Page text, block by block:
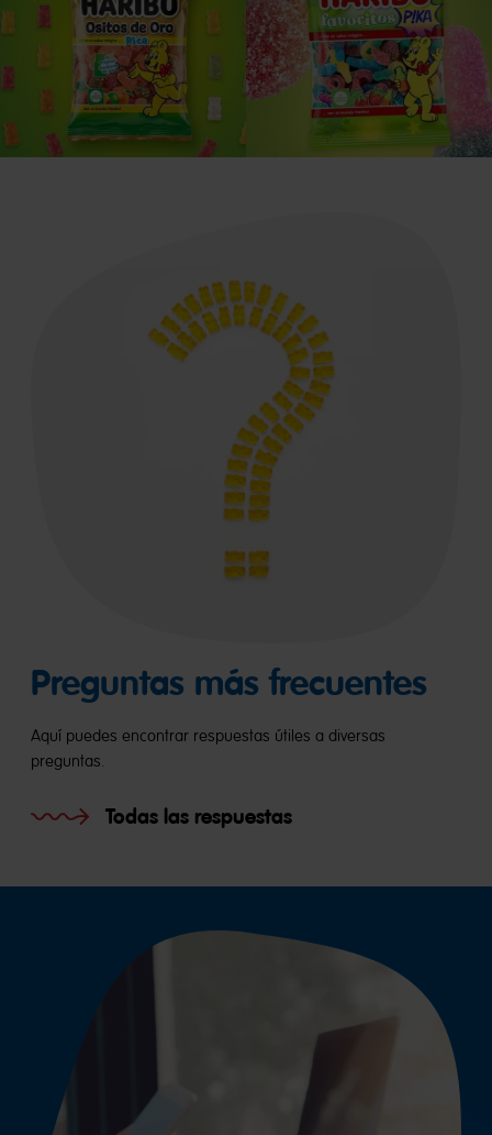
Preguntas más frecuentes
Aquí puedes encontrar respuestas útiles a diversas
preguntas.
Todas las respuestas